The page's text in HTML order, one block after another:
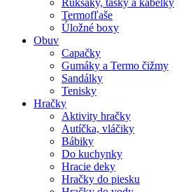
Ruksaky, tašky a kabelky
Termofľaše
Úložné boxy
Obuv
Capačky
Gumáky a Termo čižmy
Sandálky
Tenisky
Hračky
Aktivity hračky
Autíčka, vláčiky
Bábiky
Do kuchynky
Hracie deky
Hračky do piesku